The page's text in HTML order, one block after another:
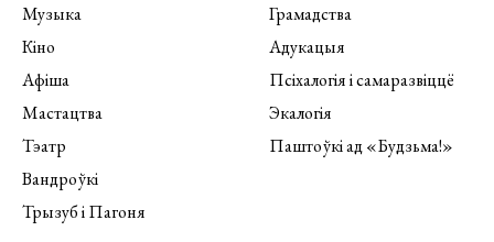
Музыка
Кіно
Афіша
Мастацтва
Тэатр
Вандроўкі
Трызуб і Пагоня
Грамадства
Адукацыя
Псіхалогія і самаразвіццё
Экалогія
Паштоўкі ад «Будзьма!»